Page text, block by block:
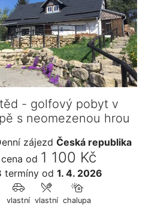
- golfový pobyt v
s neomezenou hrou
zájezd Česká republika
cena od 1 100 Kč
termíny od 1. 4. 2026
vlastní vlastní chalupa